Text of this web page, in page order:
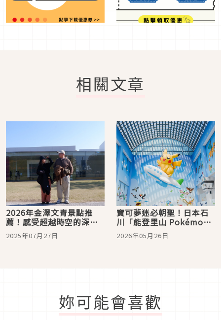
相關文章
2026年金澤文青景點推
薦！感受超越時空的深度
旅遊方案
2025年07月27日
寶可夢迷必朝聖！日本石
川「能登里山 Pokémon
With You 機場」夢幻登場
2026年05月26日
妳可能會喜歡